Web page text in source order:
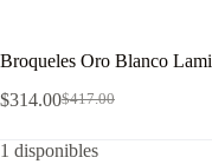
Broqueles Oro Blanco
$417.00
El
original
$314.00El
actual
1 disponibles